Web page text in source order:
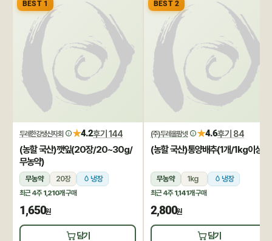
BEST 1
두레한강생산자회 ★4.2후기 144
(농할 국산)깻잎(20장/20~30g/
무농약)
무농약 20장 냉장
최근 4주1,210개 구매
1,650원
담기
BEST 2
(주)두레올팜넷 ★4.6후기 84
(농할 국산)통양배추(1개/1kg이상)
무농약 1kg 냉장
최근 4주1,141개 구매
2,800원
담기